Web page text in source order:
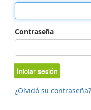
Contraseña
Iniciar sesión
¿Olvidó su contraseña?